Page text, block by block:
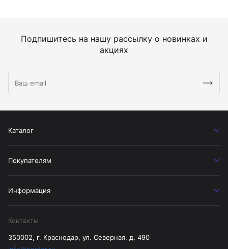
Подпишитесь на нашу рассылку о новинках и
акциях
Каталог
Покупателям
Информация
Контакты
350002, г. Краснодар, ул. Северная, д. 490